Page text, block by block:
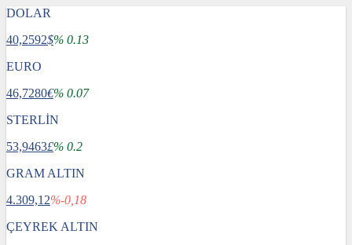
DOLAR
40,2592$% 0.13
EURO
46,7280€% 0.07
STERLİN
53,9463£% 0.2
GRAM ALTIN
4.309,12%-0,18
ÇEYREK ALTIN